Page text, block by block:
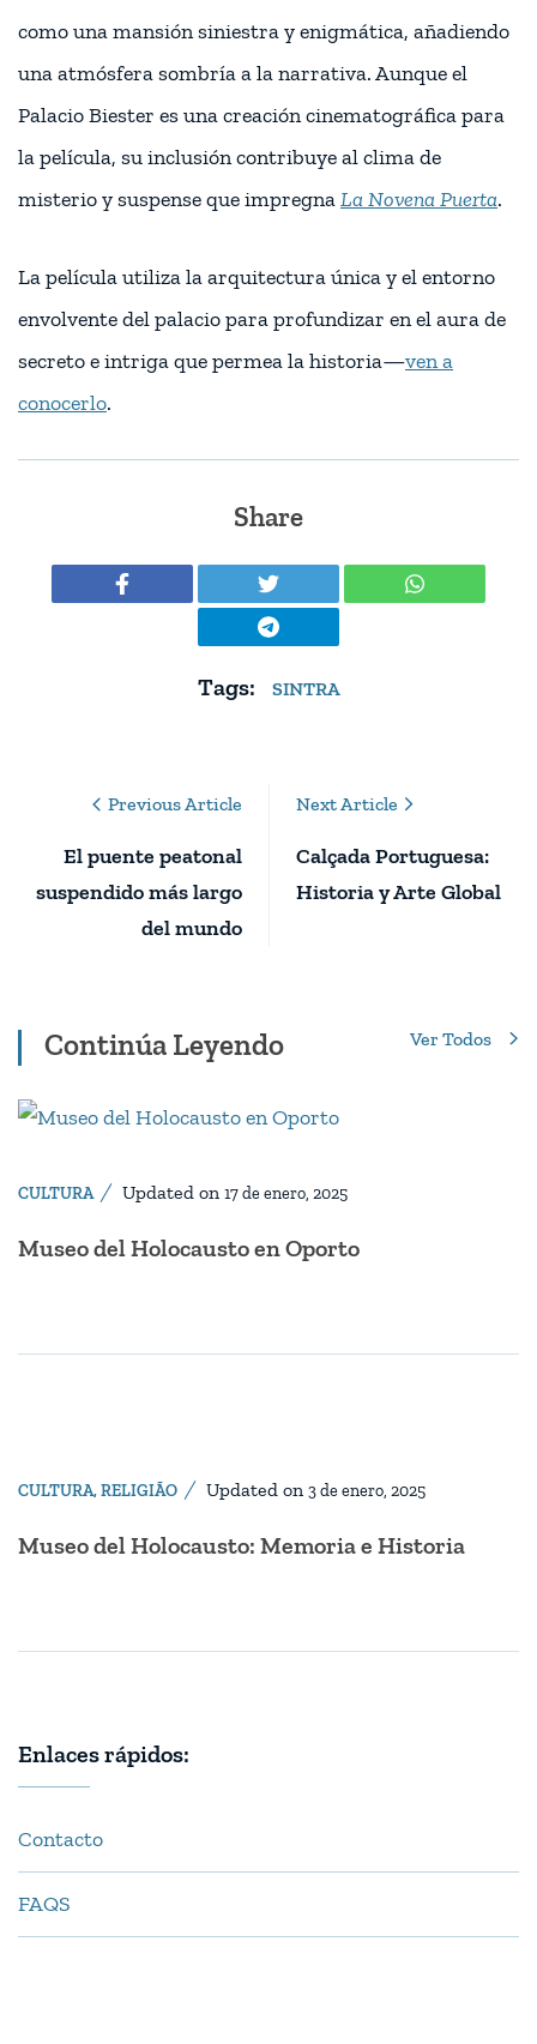
como una mansión siniestra y enigmática, añadiendo
una atmósfera sombría a la narrativa. Aunque el
Palacio Biester es una creación cinematográfica para
la película, su inclusión contribuye al clima de
misterio y suspense que impregnaLa Novena Puerta.
La película utiliza la arquitectura única y el entorno
envolvente del palacio para profundizar en el aura de
secreto e intriga que permea la historia—ven a
conocerlo.
Share
Tags: SINTRA
Previous Article
El puente peatonal
suspendido más largo
del mundo
Next Article
Calçada Portuguesa:
Historia y Arte Global
Continúa Leyendo Ver Todos
CULTURA Updated on 17 de enero, 2025
Museo del Holocausto en Oporto
CULTURA,RELIGIÃO Updated on 3 de enero, 2025
Museo del Holocausto: Memoria e Historia
Enlaces rápidos:
Contacto
FAQS